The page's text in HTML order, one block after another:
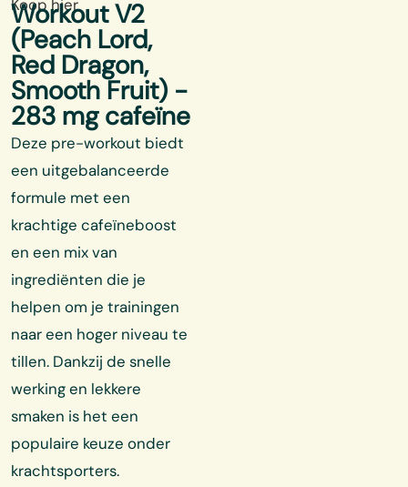
Koop hier
Workout V2
(Peach Lord,
Red Dragon,
Smooth Fruit) -
283 mg cafeïne
Deze pre-workout biedt
een uitgebalanceerde
formule met een
krachtige cafeïneboost
en een mix van
ingrediënten die je
helpen om je trainingen
naar een hoger niveau te
tillen. Dankzij de snelle
werking en lekkere
smaken is het een
populaire keuze onder
krachtsporters.